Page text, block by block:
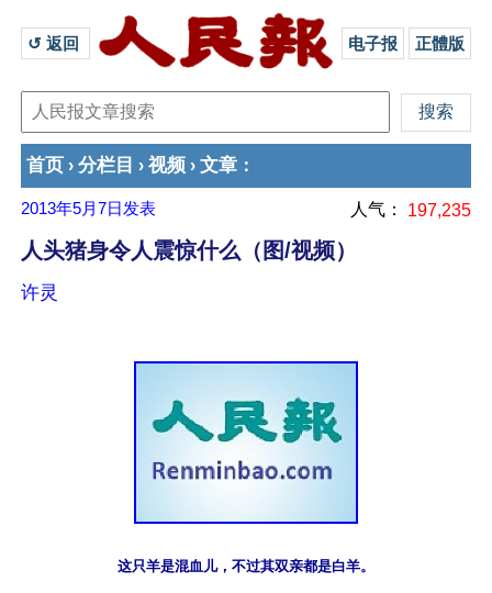
↺ 返回 电子报 正體版
首页 › 分栏目 › 视频 › 文章 ：
2013年5月7日 发表 人气： 197,235
人头猪身令人震惊什么（图/视频）
许灵
这只羊是混血儿，不过其双亲都是白羊。